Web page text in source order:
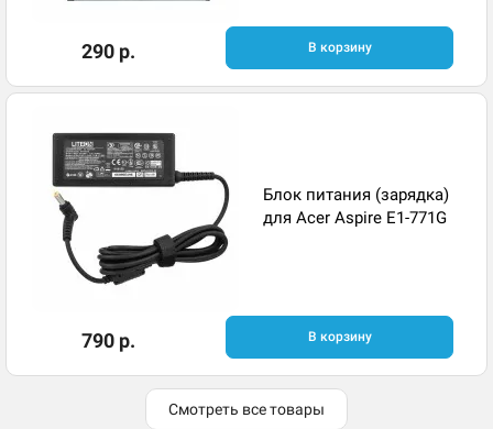
290 р. В корзину
Блок питания (зарядка)
для Acer Aspire E1-771G
790 р. В корзину
Смотреть все товары